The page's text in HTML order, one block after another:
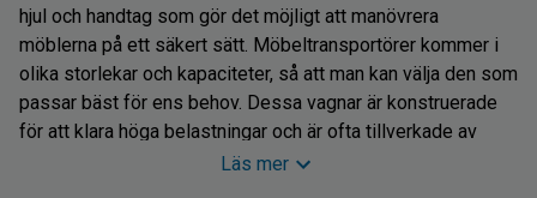
hjul och handtag som gör det möjligt att manövrera
möblerna på ett säkert sätt. Möbeltransportörer kommer i
olika storlekar och kapaciteter, så att man kan välja den som
passar bäst för ens behov. Dessa vagnar är konstruerade
för att klara höga belastningar och är ofta tillverkade av
starka material som stål eller aluminium.
Läs mer